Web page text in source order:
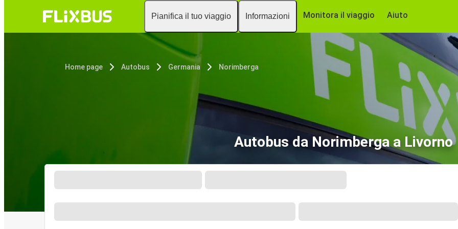
Pianifica il tuo viaggio Informazioni Monitora il viaggio Aiuto
Home page Autobus Germania Norimberga
Autobus da Norimberga a Livorno